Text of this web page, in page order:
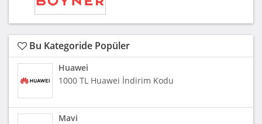
Bu Kategoride Popüler
Huawei
1000 TL Huawei İndirim Kodu
Mavi